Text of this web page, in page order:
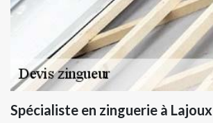
Spécialiste en zinguerie à Lajoux